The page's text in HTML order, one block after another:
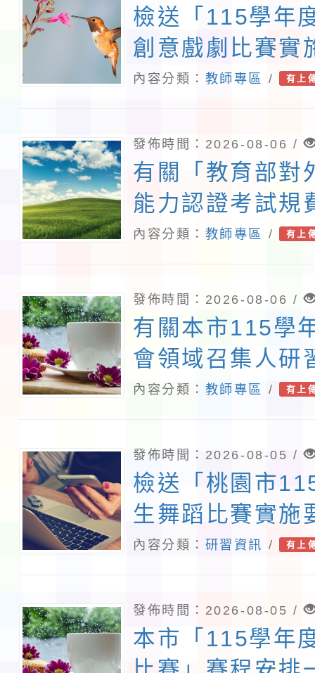
檢送「115學年
創意戲劇比賽實
修正內容對照表
內容分類： 教師專區 / 有上
發佈時間：2026-08-06 /
有關「教育部對
能力認證考試規
準」第2條，業
臺教文(六)字第
1152502188A
布，茲檢送發布
正條文各1份，
內容分類： 教師專區 / 有上
發佈時間：2026-08-06 /
有關本市115學
會領域召集人研
案，請轉知相關
內容分類： 教師專區 / 有上
發佈時間：2026-08-05 /
檢送「桃園市
生舞蹈比賽實施
內容分類： 研習資訊 / 有上
發佈時間：2026-08-05 /
本市「115學年